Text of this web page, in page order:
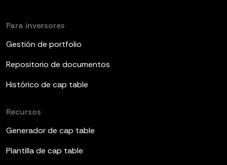
Para inversores
Gestión de portfolio
Repositorio de documentos
Histórico de cap table
Recursos
Generador de cap table
Plantilla de cap table